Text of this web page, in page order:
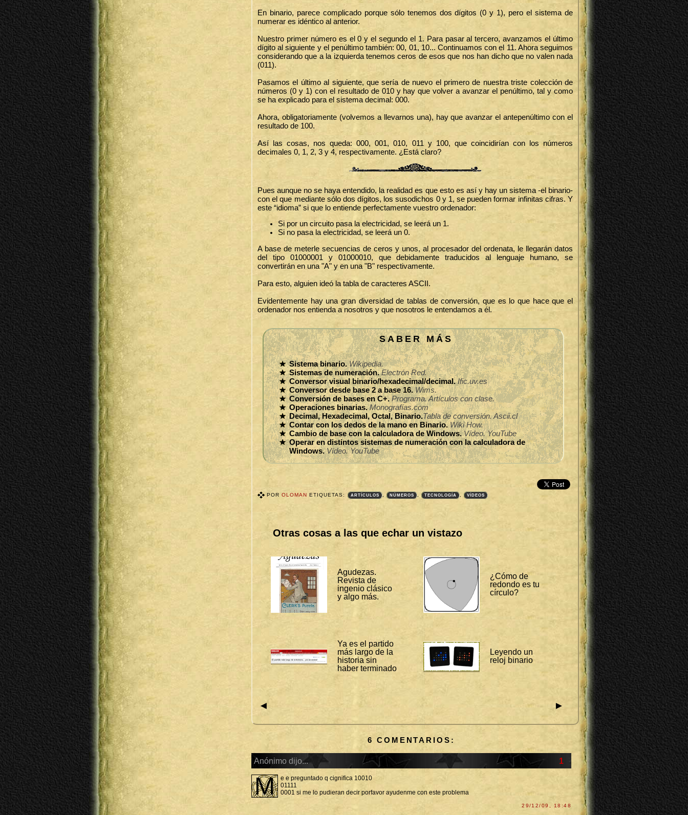
En binario, parece complicado porque sólo tenemos dos dígitos (0 y 1), pero el sistema de
numerar es idéntico al anterior.
Nuestro primer número es el 0 y el segundo el 1. Para pasar al tercero, avanzamos el último
dígito al siguiente y el penúltimo también: 00, 01, 10... Continuamos con el 11. Ahora seguimos
considerando que a la izquierda tenemos ceros de esos que nos han dicho que no valen nada
(011).
Pasamos el último al siguiente, que sería de nuevo el primero de nuestra triste colección de
números (0 y 1) con el resultado de 010 y hay que volver a avanzar el penúltimo, tal y como
se ha explicado para el sistema decimal: 000.
Ahora, obligatoriamente (volvemos a llevarnos una), hay que avanzar el antepenúltimo con el
resultado de 100.
Así las cosas, nos queda: 000, 001, 010, 011 y 100, que coincidirían con los números
decimales 0, 1, 2, 3 y 4, respectivamente. ¿Está claro?
Pues aunque no se haya entendido, la realidad es que esto es así y hay un sistema -el binario-
con el que mediante sólo dos dígitos, los susodichos 0 y 1, se pueden formar infinitas cifras. Y
este “idioma” si que lo entiende perfectamente vuestro ordenador:
Si por un circuito pasa la electricidad, se leerá un 1.
Si no pasa la electricidad, se leerá un 0.
A base de meterle secuencias de ceros y unos, al procesador del ordenata, le llegarán datos
del tipo 01000001 y 01000010, que debidamente traducidos al lenguaje humano, se
convertirán en una "A" y en una "B" respectivamente.
Para esto, alguien ideó la tabla de caracteres ASCII.
Evidentemente hay una gran diversidad de tablas de conversión, que es lo que hace que el
ordenador nos entienda a nosotros y que nosotros le entendamos a él.
SABER MÁS
Sistema binario.Wikipedia.
Sistemas de numeración.Electrón Red.
Conversor visual binario/hexadecimal/decimal.Ific.uv.es
Conversor desde base 2 a base 16.Wims.
Conversión de bases en C+.Programa. Artículos con clase.
Operaciones binarias.Monografías.com
Decimal, Hexadecimal, Octal, Binario.Tabla de conversión. Ascii.cl
Contar con los dedos de la mano en Binario.Wiki How.
Cambio de base con la calculadora de Windows.Vídeo. YouTube
Operar en distintos sistemas de numeración con la calculadora de
Windows.Vídeo. YouTube
POROLOMANETIQUETAS: ARTÍCULOS , NÚMEROS , TECNOLOGÍA , VÍDEOS
Otras cosas a las que echar un vistazo
Agudezas.
Revista de
ingenio clásico
y algo más.
¿Cómo de
redondo es tu
círculo?
Ya es el partido
más largo de la
historia sin
haber terminado
Leyendo un
reloj binario
◄ ►
6 COMENTARIOS:
Anónimo dijo... 1
m
e e preguntado q cignifica 10010
01111
0001 si me lo pudieran decir porfavor ayudenme con este problema
29/12/09, 18:48